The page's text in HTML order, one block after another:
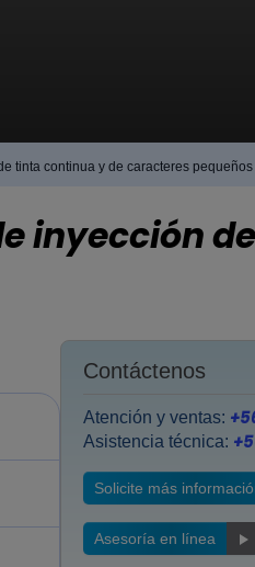
tinta continua y de caracteres pequeños
inyección
Contáctenos
Atención y ventas:
Asistencia técnica:
Solicite más
Asesoría en línea